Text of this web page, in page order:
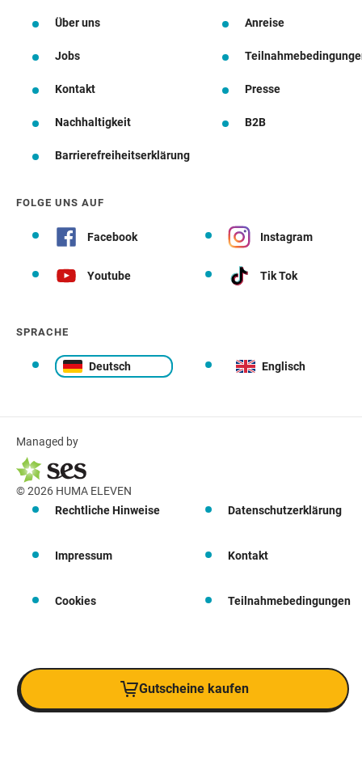
Über uns Anreise
Jobs
Kontakt Presse
Nachhaltigkeit B2B
Barrierefreiheitserklärung
FOLGE UNS AUF
Facebook Instagram
Youtube Tik Tok
SPRACHE
Deutsch Englisch
Managed by
© 2026 HUMA ELEVEN
Rechtliche Hinweise
Datenschutzerklärung
Impressum Kontakt
Cookies Teilnahmebedingungen
Gutscheine kaufen